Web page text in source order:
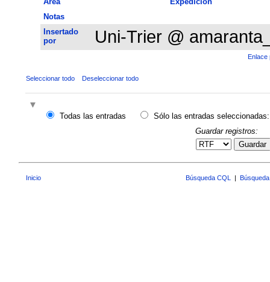
Notas
Insertado
por
Uni-Trier @
Enlace
Seleccionar todo Deseleccionar todo
Todas las entradas
Sólo las entradas seleccionadas:
Guardar registros:
Guardar
Inicio Búsqueda CQL